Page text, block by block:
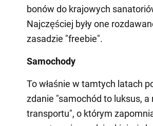
bonów do krajowych
Najczęściej były one
zasadzie "freebie".
Samochody
To właśnie w tamtych latach
zdanie "samochód to luksus, a
transportu", o którym